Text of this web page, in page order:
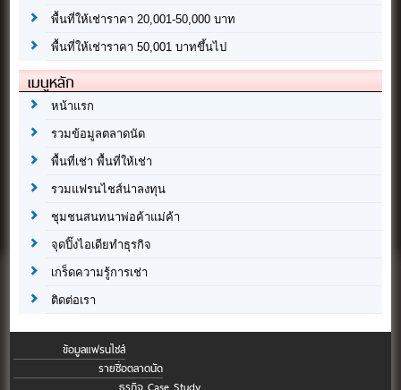
พื้นที่ให้เช่าราคา 20,001-50,000 บาท
พื้นที่ให้เช่าราคา 50,001 บาทขึ้นไป
เมนูหลัก
หน้าแรก
รวมข้อมูลตลาดนัด
พื้นที่เช่า พื้นที่ให้เช่า
รวมแฟรนไชส์น่าลงทุน
ชุมชนสนทนาพ่อค้าแม่ค้า
จุดปิ๊งไอเดียทำธุรกิจ
เกร็ดความรู้การเช่า
ติดต่อเรา
ข้อมูลแฟรนไชส์
รายชื่อตลาดนัด